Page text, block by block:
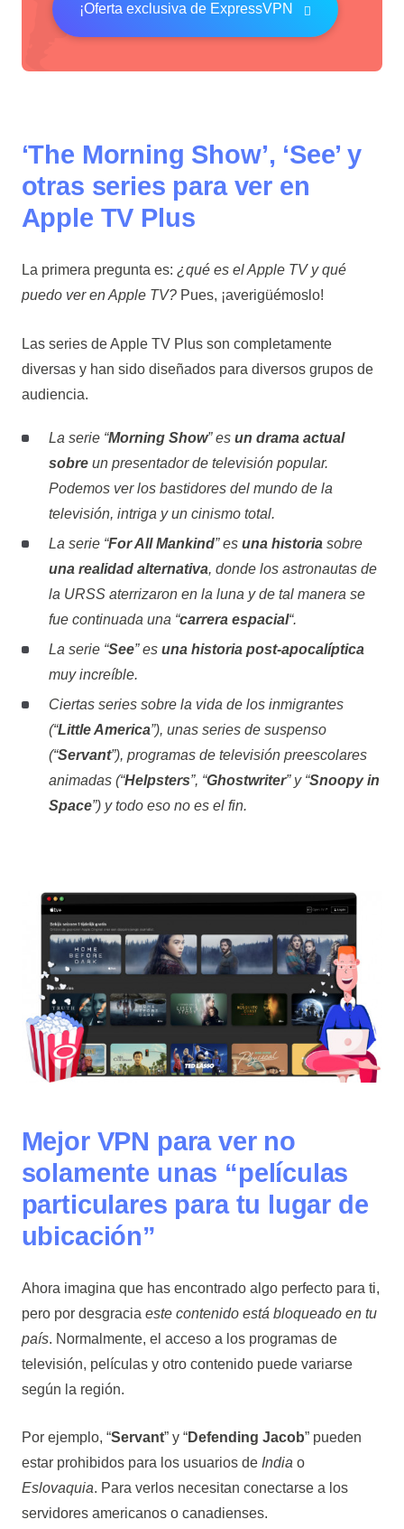
¡Oferta exclusiva de ExpressVPN
‘The Morning Show’, ‘See’ y
otras series para ver en
Apple TV Plus
La primera pregunta es: ¿qué es el Apple TV yqué
puedo ver en Apple TV?Pues, ¡averigüémoslo!
Las series de AppleTV Plus son completamente
diversas y han sido diseñados para diversos grupos de
audiencia.
La serie “Morning Show” es un drama actual
sobreun presentador de televisión popular.
Podemos ver los bastidores del mundo de la
televisión, intriga y un cinismo total.
La serie “For All Mankind” es una historiasobre
una realidad alternativa, donde los astronautas de
la URSS aterrizaron en la luna y de tal manera se
fue continuada una “carrera espacial“.
La serie “See” es una historia post-apocalíptica
muy increíble.
Ciertas series sobre la vida de los inmigrantes
(“Little America”), unas series de suspenso
(“Servant”), programas de televisión preescolares
animadas (“Helpsters”, “Ghostwriter” y “Snoopy in
Space”) y todo eso no es el fin.
Mejor VPN para ver no
solamente unas “películas
particulares para tu lugar de
ubicación”
Ahora imagina que has encontrado algo perfecto para ti,
pero por desgracia este contenido está bloqueado en tu
país. Normalmente, el acceso a los programas de
televisión, películas y otro contenido puede variarse
según la región.
Por ejemplo, “Servant” y “Defending Jacob” pueden
estar prohibidos para los usuarios de India o
Eslovaquia. Para verlos necesitan conectarse a los
servidores americanos o canadienses.